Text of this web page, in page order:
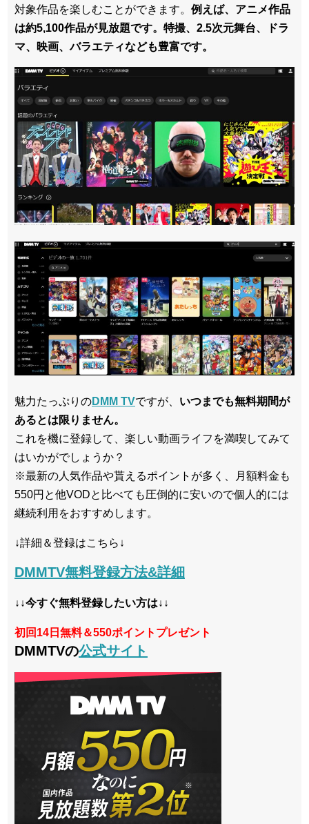
対象作品を楽しむことができます。 例えば、アニメ作品
は約5,100作品が見放題です。特撮、2.5次元舞台、ドラ
マ、映画、バラエティなども豊富です。
魅力たっぷりのDMM TVですが、 いつまでも無料期間が
あるとは限りません。
これを機に登録して、楽しい動画ライフを満喫してみて
はいかがでしょうか？
※最新の人気作品や貰えるポイントが多く、月額料金も
550円と他VODと比べても圧倒的に安いので個人的には
継続利用をおすすめします。
↓詳細＆登録はこちら↓
DMMTV無料登録方法&詳細
↓↓今すぐ無料登録したい方は↓↓
初回14日無料＆550ポイントプレゼント
DMMTVの公式サイト